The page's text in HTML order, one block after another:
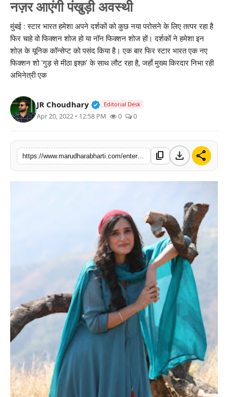
खेल
बिज़नेस
टेक्नोलॉजी
वीडियो
नज़र आएंगी पंखुड़ी अवस्थी
मुंबई : स्टार भारत हमेशा अपने दर्शकों को कुछ नया परोसने के लिए तत्पर रहा है
फिर चाहे वो फिक्शन शोज हो या नॉन फिक्शन शोज हों। दर्शकों ने हमेशा इन
शोज़ के यूनिक कॉन्सेप्ट को पसंद किया है। एक बार फिर स्टार भारत एक नए
फिक्शन शो 'गुड़ से मीठा इश्क़' के साथ लौट रहा है, जहाँ मुख्य किरदार निभा रही
अभिनेत्री एक
JR Choudhary Verified Public Figure • 30 Mar,
Editorial Desk
Apr 20, 2022 • 12:58 PM 0 0
https://www.marudharabharti.com/entertainment/pankhuri-awasthi-to-play-tourist-guide content_copy download share